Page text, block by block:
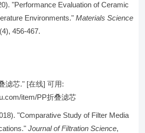
"Performance Evaluation of Ceramic
Environments."Materials Science
456-467.
滤芯." [在线] 可用:
item/PP折叠滤芯
"Comparative Study of Filter Media
Journal of Filtration Science,